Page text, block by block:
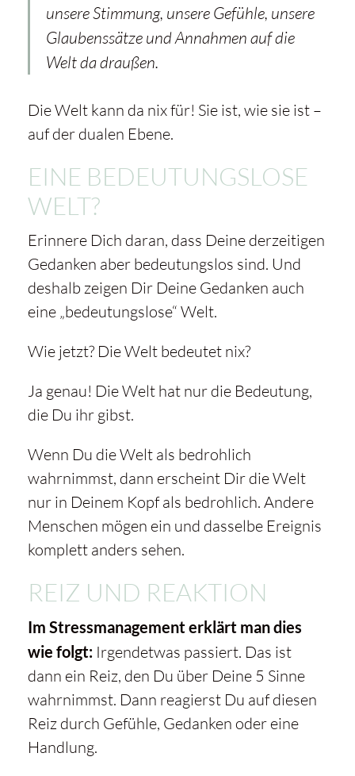
unsere Stimmung, unsere Gefühle, unsere
Glaubenssätze und Annahmen auf die
Welt da draußen.
Die Welt kann da nix für! Sie ist, wie sie ist –
auf der dualen Ebene.
EINE BEDEUTUNGSLOSE
WELT?
Erinnere Dich daran, dass Deine derzeitigen
Gedanken aber bedeutungslos sind. Und
deshalb zeigen Dir Deine Gedanken auch
eine „bedeutungslose“ Welt.
Wie jetzt? Die Welt bedeutet nix?
Ja genau! Die Welt hat nur die Bedeutung,
die Du ihr gibst.
Wenn Du die Welt als bedrohlich
wahrnimmst, dann erscheint Dir die Welt
nur in Deinem Kopf als bedrohlich. Andere
Menschen mögen ein und dasselbe Ereignis
komplett anders sehen.
REIZ UND REAKTION
Im Stressmanagement erklärt man dies
wie folgt: Irgendetwas passiert. Das ist
dann ein Reiz, den Du über Deine 5 Sinne
wahrnimmst. Dann reagierst Du auf diesen
Reiz durch Gefühle, Gedanken oder eine
Handlung.